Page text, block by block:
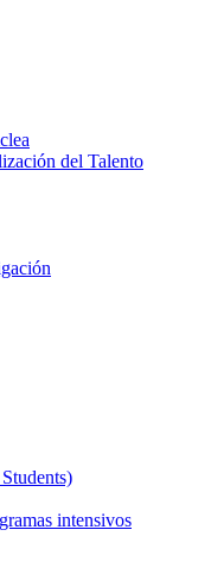
del Talento
intensivos